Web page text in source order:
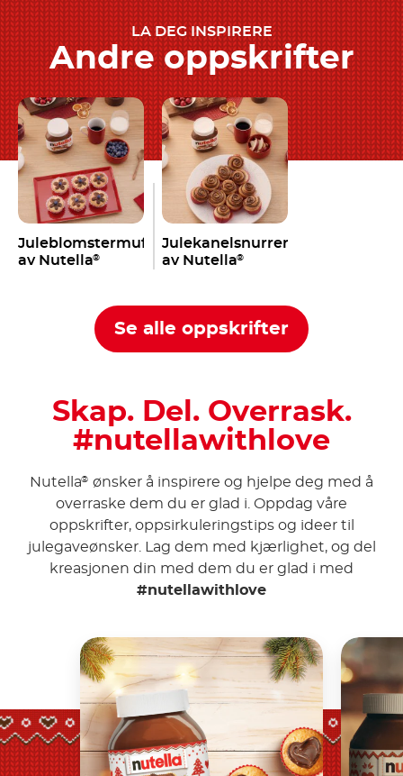
LA DEG INSPIRERE
Andre oppskrifter
Juleblomstermuffins
av Nutella®
Julekanelsnurrer
av Nutella®
Se alle oppskrifter
Skap. Del. Overrask.
#nutellawithlove
Nutella® ønsker å inspirere og hjelpe deg med å
overraske dem du er glad i. Oppdag våre
oppskrifter, oppsirkuleringstips og ideer til
julegaveønsker. Lag dem med kjærlighet, og del
kreasjonen din med dem du er glad i med
#nutellawithlove